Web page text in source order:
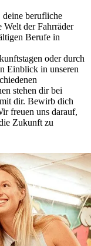
berufliche
Welt der Fahrräder
Berufe in
oder durch
Einblick in unseren
stehen dir bei
dir. Bewirb dich
freuen uns darauf,
Zukunft zu